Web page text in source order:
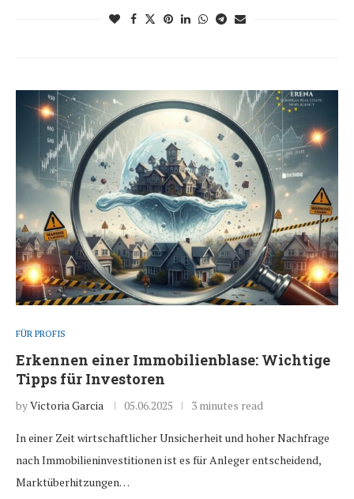
FÜR PROFIS
Erkennen einer Immobilienblase: Wichtige
Tipps für Investoren
byVictoria Garcia 05.06.2025 3 minutes read
In einer Zeit wirtschaftlicher Unsicherheit und hoher Nachfrage
nach Immobilieninvestitionen ist es für Anleger entscheidend,
Marktüberhitzungen…